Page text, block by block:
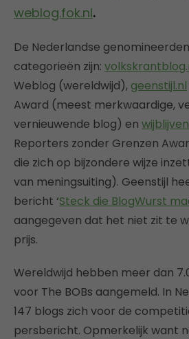
weblog.fok.nl.
De Nederlandse
categorieën zijn:
Weblog (wereldwijd), geenstijl.nl
Award (meest merkwaardige,
vernieuwende blog) en
Reporters zonder Grenzen
die zich op bijzondere wijze
van meningsuiting). Geenstijl
bericht ‘Steck die BlogWurst
aangegeven dat het niet zit te
prijs.
Wereldwijd hebben meer dan
voor The BOBs aangemeld. In
147 blogs zich voor de
persbericht. Opmerkelijk want